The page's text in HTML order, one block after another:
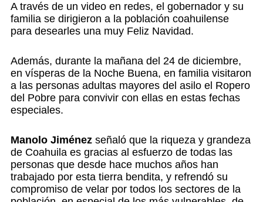
A través de un video en redes, el gobernador y su
familia se dirigieron a la población coahuilense
para desearles una muy Feliz Navidad.
Además, durante la mañana del 24 de diciembre,
en vísperas de la Noche Buena, en familia visitaron
a las personas adultas mayores del asilo el Ropero
del Pobre para convivir con ellas en estas fechas
especiales.
Manolo Jiménez señaló que la riqueza y grandeza
de Coahuila es gracias al esfuerzo de todas las
personas que desde hace muchos años han
trabajado por esta tierra bendita, y refrendó su
compromiso de velar por todos los sectores de la